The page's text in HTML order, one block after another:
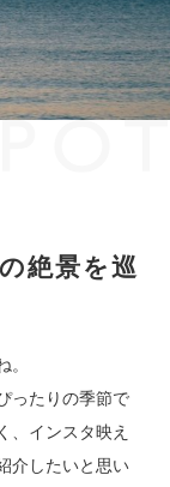
絶景を巡
。
ったりの季節で
、インスタ映え
介したいと思い